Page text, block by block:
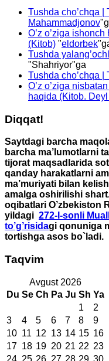
Tushda cho’chqa |
Mahammadjonov
O’z o’ziga
(Kitob) "eldorbek
Tushda
"Shahriyor"ga
Tushda cho’chqa |
O’z o’ziga
haqida (Kitob.
Diqqat!
Saytdagi barcha
barcha ma’lumotlarni
tijorat maqsadlarida
qanday harakatlarni
ma’muriyati bilan
amalga oshirilishi
oqibatlari O’zbekiston
yildagi 272-I-sonli
to’g’risidagi qonuniga
tortishga asos bo`ladi.
Taqvim
Avgust 2026
Du Se Ch Pa Ju Sh Ya
1
2
3
4 5 6 7 8
9
10 11 12 13 14 15 16
17 18 19 20 21 22 23
24 25 26 27 28 29 30